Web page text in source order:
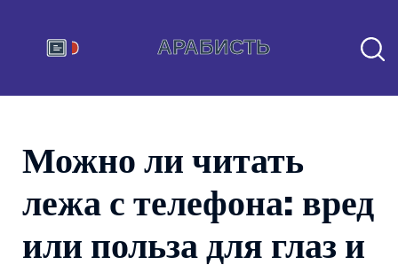
Можно ли читать
лежа с телефона: вред
или польза для глаз и